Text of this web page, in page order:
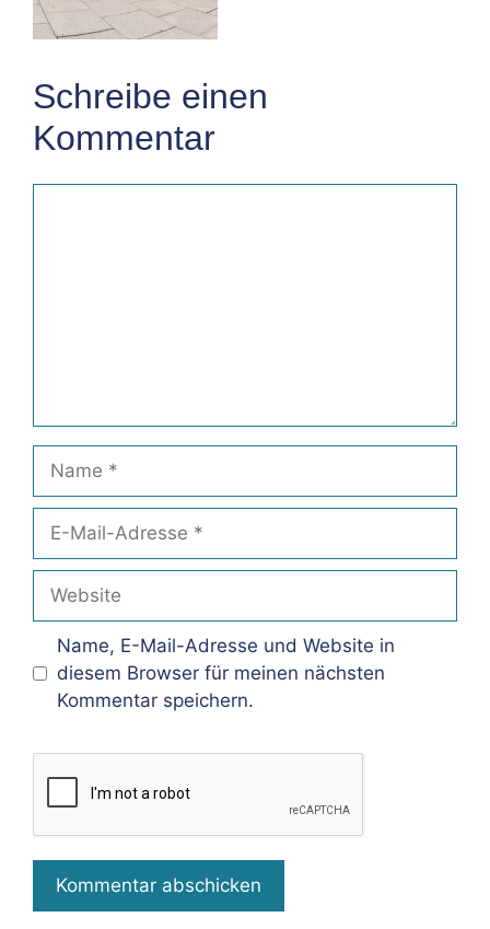
Schreibe einen
Kommentar
Mail-
Adresse
Name, E-Mail-Adresse und Website in
diesem Browser für meinen nächsten
Kommentar speichern.